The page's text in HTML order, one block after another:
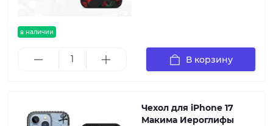
в наличии
В корзину
Чехол для iPhone 17
Макима Иероглифы